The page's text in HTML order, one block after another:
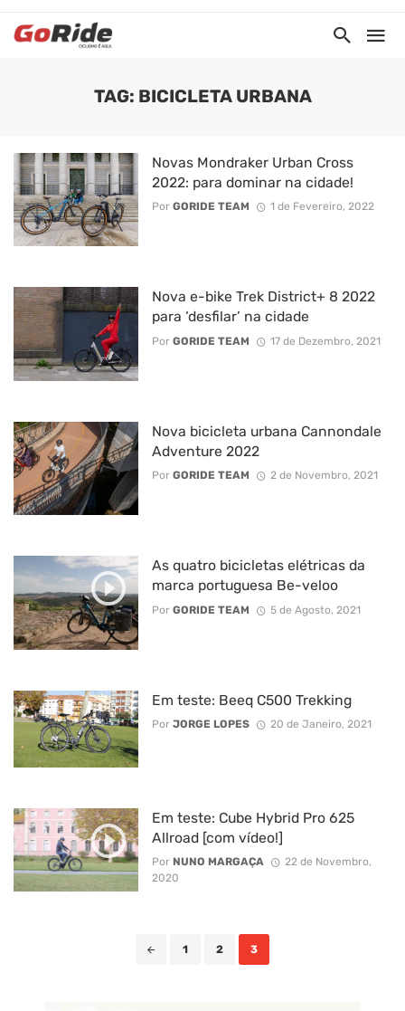
TAG: BICICLETA URBANA
Novas Mondraker Urban Cross
2022: para dominar na cidade!
Por GORIDE TEAM 1 de Fevereiro, 2022
Nova e-bike Trek District+ 8 2022
para ‘desfilar’ na cidade
Por GORIDE TEAM 17 de Dezembro, 2021
Nova bicicleta urbana Cannondale
Adventure 2022
Por GORIDE TEAM 2 de Novembro, 2021
As quatro bicicletas elétricas da
marca portuguesa Be-veloo
Por GORIDE TEAM 5 de Agosto, 2021
Em teste: Beeq C500 Trekking
Por JORGE LOPES 20 de Janeiro, 2021
Em teste: Cube Hybrid Pro 625
Allroad [com vídeo!]
Por NUNO MARGAÇA
22 de Novembro,
2020
1 2 3